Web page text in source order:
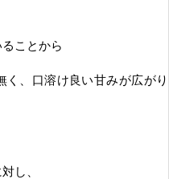
ことから
、口溶け良い甘みが広がり
し、